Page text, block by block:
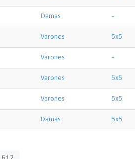
Damas -
Varones 5x5
Varones -
Varones 5x5
Varones 5x5
Damas 5x5